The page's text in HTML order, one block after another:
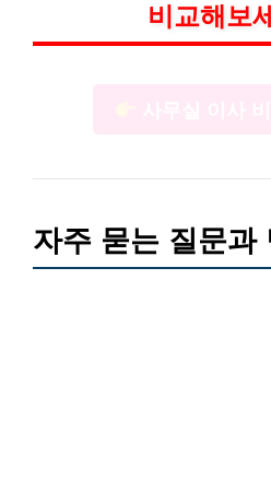
비교해보
자주 묻는 질문과